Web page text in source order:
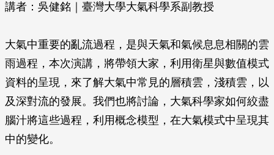
講者：吳健銘｜臺灣大學大氣科學系副教授
大氣中重要的亂流過程，是與天氣和氣候息息相關的雲
雨過程，本次演講，將帶領大家，利用衛星與數值模式
資料的呈現，來了解大氣中常見的層積雲，淺積雲，以
及深對流的發展。我們也將討論，大氣科學家如何絞盡
腦汁將這些過程，利用概念模型，在大氣模式中呈現其
中的變化。